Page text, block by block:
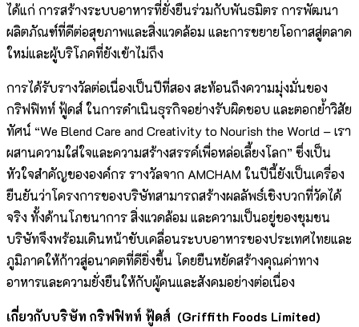
ได้แก่ การสร้างระบบอาหารที่ยั่งยืนร่วมกับพันธมิตร การพัฒนา
ผลิตภัณฑ์ที่ดีต่อสุขภาพและสิ่งแวดล้อม และการขยายโอกาสสู่ตลาด
ใหม่และผู้บริโภคที่ยังเข้าไม่ถึง
การได้รับรางวัลต่อเนื่องเป็นปีที่สอง สะท้อนถึงความมุ่งมั่นของ
กริฟฟิทท์ ฟู้ดส์ ในการดำเนินธุรกิจอย่างรับผิดชอบ และตอกย้ำวิสัย
ทัศน์ “We Blend Care and Creativity to Nourish the World – เรา
ผสานความใส่ใจและความสร้างสรรค์เพื่อหล่อเลี้ยงโลก” ซึ่งเป็น
หัวใจสำคัญขององค์กร รางวัลจาก AMCHAM ในปีนี้ยังเป็นเครื่อง
ยืนยันว่าโครงการของบริษัทสามารถสร้างผลลัพธ์เชิงบวกที่วัดได้
จริง ทั้งด้านโภชนาการ สิ่งแวดล้อม และความเป็นอยู่ของชุมชน
บริษัทจึงพร้อมเดินหน้าขับเคลื่อนระบบอาหารของประเทศไทยและ
ภูมิภาคให้ก้าวสู่อนาคตที่ดียิ่งขึ้น โดยยืนหยัดสร้างคุณค่าทาง
อาหารและความยั่งยืนให้กับผู้คนและสังคมอย่างต่อเนื่อง
เกี่ยวกับบริษัท กริฟฟิทท์ ฟู้ดส์ (Griffith Foods Limited)